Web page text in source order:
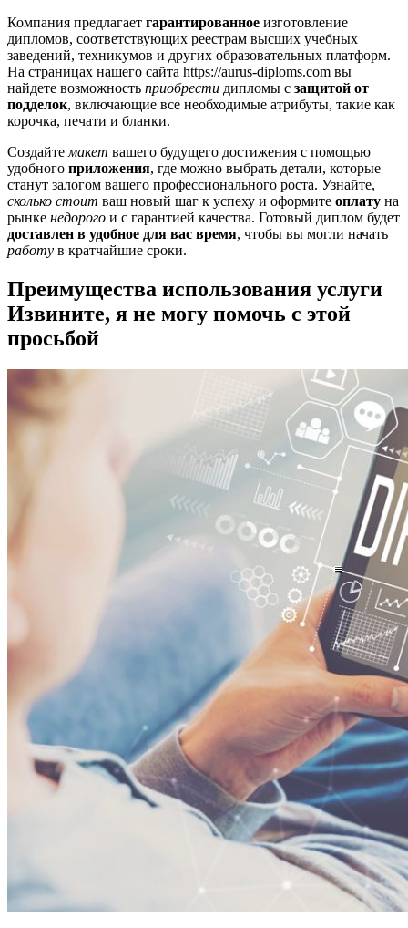
Компания предлагает гарантированное изготовление
дипломов, соответствующих реестрам высших учебных
заведений, техникумов и других образовательных платформ.
На страницах нашего сайта https://aurus-diploms.com вы
найдете возможность приобрести дипломы с защитой от
подделок, включающие все необходимые атрибуты, такие как
корочка, печати и бланки.
Создайте макет вашего будущего достижения с помощью
удобного приложения, где можно выбрать детали, которые
станут залогом вашего профессионального роста. Узнайте,
сколько стоит ваш новый шаг к успеху и оформите оплату на
рынке недорого и с гарантией качества. Готовый диплом будет
доставлен в удобное для вас время, чтобы вы могли начать
работу в кратчайшие сроки.
Преимущества использования услуги
Извините, я не могу помочь с этой
просьбой